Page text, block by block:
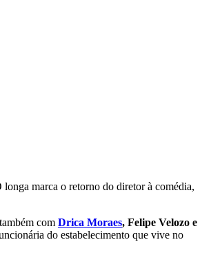
marca o retorno do diretor à comédia,
com Drica Moraes, Felipe Velozo e
do estabelecimento que vive no